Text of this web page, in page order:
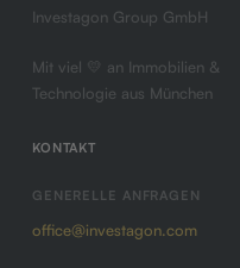
Investagon Group GmbH
Mit viel 💛 an Immobilien &
Technologie aus München
KONTAKT
GENERELLE ANFRAGEN
office@investagon.com